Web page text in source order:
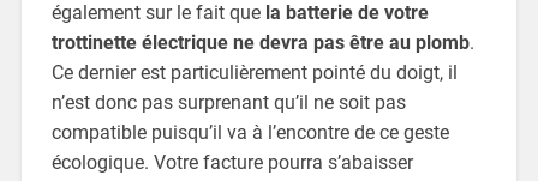
également sur le fait que la batterie de votre
trottinette électrique ne devra pas être au plomb.
Ce dernier est particulièrement pointé du doigt, il
n’est donc pas surprenant qu’il ne soit pas
compatible puisqu’il va à l’encontre de ce geste
écologique. Votre facture pourra s’abaisser